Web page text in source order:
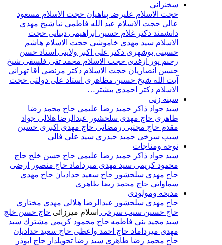
سخنرانى
حجت الاسلام عليرضا پناهيان حجت الاسلام مسعود
عالی حجت الاسلام عبد الله فاطمى نيا شيخ مهدى
دانشمند دکتر غلام حسين ابراهيمی دينانی حجت
الاسلام سيد مهدى خاموشى حجت الاسلام هاشم
حسينى بوشهرى دكتر على اكبر ولايتى استاد حسن
رحيم پور‌ ازغدی‌ حجت‌ الاسلام محمد تقی فلسفی شيخ
حسين انصاريان حجت‌ الاسلام دکتر مرتضی آقا تهرانی
آيت الله شيخ حسين مظاهری استاد علی دولتی حجت
الاسلام دکتر احمدی بیشتر…
سينه زنى
سيد جواد ذاكر حميد رضا عليمى حاج محمد رضا
طاهری حاج مهدی سلحشور عبدالرضا هلالی جواد
مقدم حاج مجتبی رمضانی حاج مهدی اکبری حسین
سیب سرخی حمید حیدری سید علی فالی
نوحه ومناجات
سيد جواد ذاكر حميد رضا عليمى حاج حسن خلج حاج
محمود كريمى سيد مهدى ميرداماد حاج منصور ارضی
حاج مهدی سلحشور حاج سعيد حداديان حاج مهدى
سماواتى حاج محمد رضا طاهرى
مديحه ومولودى
حاج مهدى سلحشور
عبدالرضا هلالى مهدى مختارى
حاج حسین سیب سرخی اسلام ميرزائى حاج حسن خلج
سيد مجيد بنى فاطمه حاج محمود كريمى مشترك سيد
مهدى ميرداماد حاج احمد واعظى حاج سعيد حداديان
حاج محمد رضا طاهری سيد رضا تحويلدار حاج ابوذر